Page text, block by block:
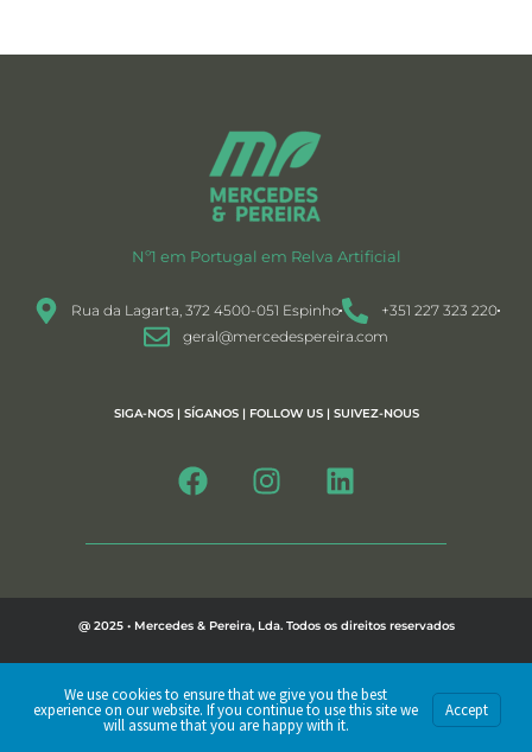
Nº1 em Portugal em Relva Artificial
Rua da Lagarta, 372 4500-051 Espinho
+351 227 323 220
geral@mercedespereira.com
SIGA-NOS | SÍGANOS | FOLLOW US | SUIVEZ-NOUS
@ 2025 • Mercedes & Pereira, Lda. Todos os direitos reservados
By PMD - Creative Design Studio
We use cookies to ensure that we give you the best
experience on our website. If you continue to use this site we
will assume that you are happy with it.
Accept